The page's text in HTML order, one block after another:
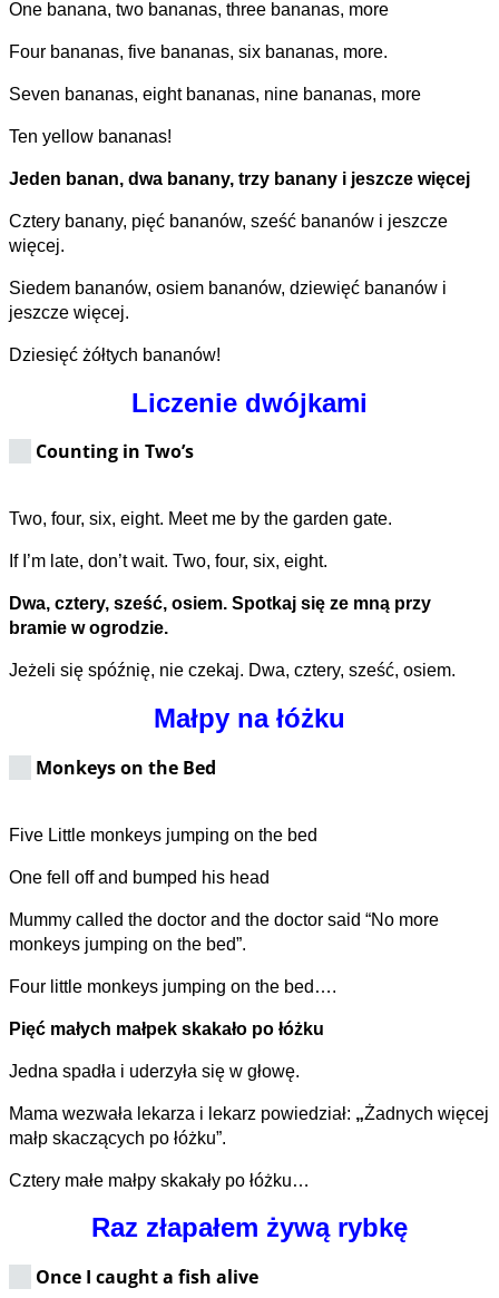
One banana, two bananas, three bananas, more
Four bananas, five bananas, six bananas, more.
Seven bananas, eight bananas, nine bananas, more
Ten yellow bananas!
Jeden banan, dwa banany, trzy banany i jeszcze więcej
Cztery banany, pięć bananów, sześć bananów i jeszcze
więcej.
Siedem bananów, osiem bananów, dziewięć bananów i
jeszcze więcej.
Dziesięć żółtych bananów!
Liczenie dwójkami
Counting in Two’s
Two, four, six, eight. Meet me by the garden gate.
If I’m late, don’t wait. Two, four, six, eight.
Dwa, cztery, sześć, osiem. Spotkaj się ze mną przy
bramie w ogrodzie.
Jeżeli się spóźnię, nie czekaj. Dwa, cztery, sześć, osiem.
Małpy na łóżku
Monkeys on the Bed
Five Little monkeys jumping on the bed
One fell off and bumped his head
Mummy called the doctor and the doctor said “No more
monkeys jumping on the bed”.
Four little monkeys jumping on the bed….
Pięć małych małpek skakało po łóżku
Jedna spadła i uderzyła się w głowę.
Mama wezwała lekarza i lekarz powiedział: „Żadnych więcej
małp skaczących po łóżku”.
Cztery małe małpy skakały po łóżku…
Raz złapałem żywą rybkę
Once I caught a fish alive